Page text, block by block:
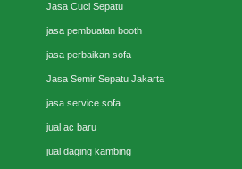
Jasa Cuci Sepatu
jasa pembuatan booth
jasa perbaikan sofa
Jasa Semir Sepatu Jakarta
jasa service sofa
jual ac baru
jual daging kambing